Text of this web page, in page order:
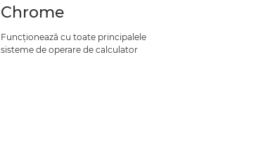
Chrome
Funcţionează cu toate principalele
sisteme de operare de calculator